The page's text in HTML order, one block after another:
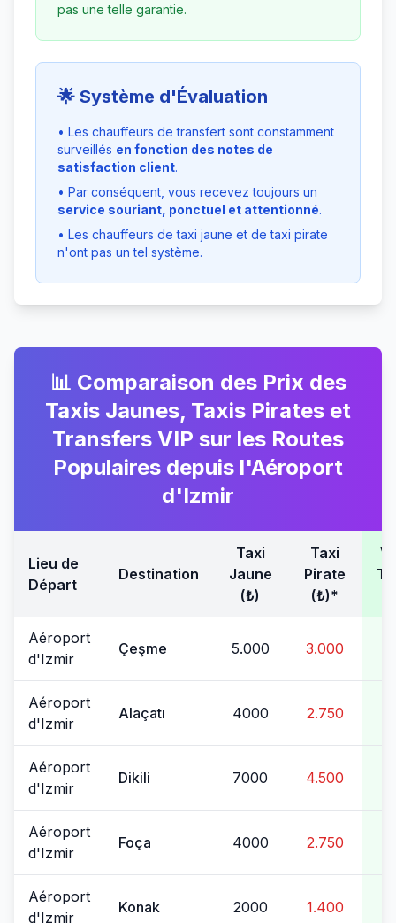
pas une telle garantie.
🌟 Système d'Évaluation
• Les chauffeurs de transfert sont constamment
surveillés en fonction des notes de
satisfaction client.
• Par conséquent, vous recevez toujours un
service souriant, ponctuel et attentionné.
• Les chauffeurs de taxi jaune et de taxi pirate
n'ont pas un tel système.
📊 Comparaison des Prix des
Taxis Jaunes, Taxis Pirates et
Transfers VIP sur les Routes
Populaires depuis l'Aéroport
d'Izmir
Lieu de
Départ
Destination
Taxi
Jaune
(₺)
Taxi
Pirate
(₺)*
Aéroport
d'Izmir
Çeşme 5.000 3.000
Aéroport
d'Izmir
Alaçatı 4000 2.750
Aéroport
d'Izmir
Dikili 7000 4.500
Aéroport
d'Izmir
Foça 4000 2.750
Aéroport
d'Izmir
Konak 2000 1.400